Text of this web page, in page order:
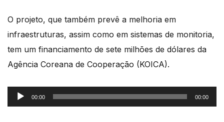
O projeto, que também prevê a melhoria em
infraestruturas, assim como em sistemas de monitoria,
tem um financiamento de sete milhões de dólares da
Agência Coreana de Cooperação (KOICA).
Reprodutor
de
00:00 00:00